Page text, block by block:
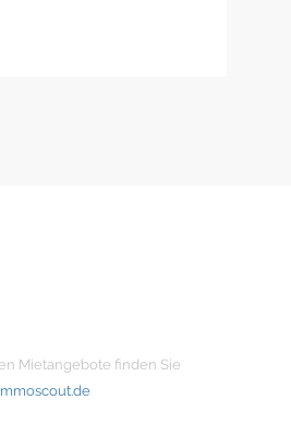
Mietangebote finden Sie